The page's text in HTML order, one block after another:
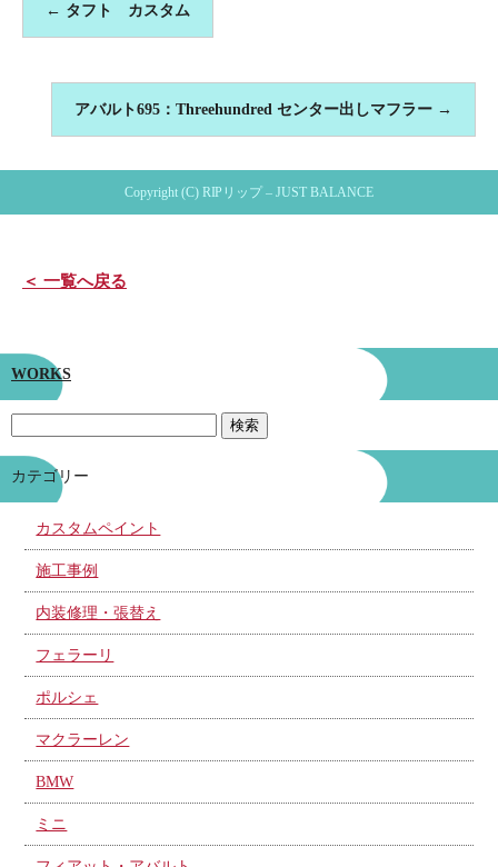
← タフト カスタム
アバルト695：Threehundred センター出しマフラー →
Copyright (C) RIPリップ – JUST BALANCE
＜ 一覧へ戻る
WORKS
カテゴリー
カスタムペイント
施工事例
内装修理・張替え
フェラーリ
ポルシェ
マクラーレン
BMW
ミニ